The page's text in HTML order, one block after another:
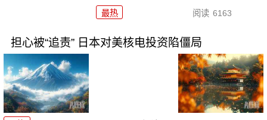
最热 阅读 6163
担心被“追责” 日本对美核电投资陷僵局